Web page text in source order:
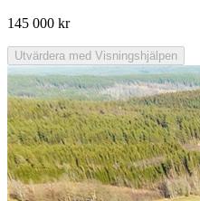
145 000 kr
Utvärdera med Visningshjälpen